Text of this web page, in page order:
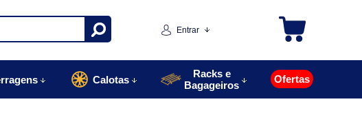
Entrar
Calotas
Racks e
Bagageiros
Ofertas